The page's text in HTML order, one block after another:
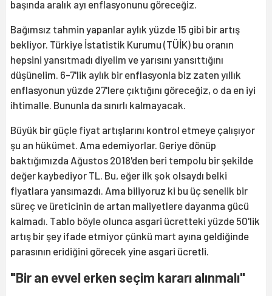
başında aralık ayı enflasyonunu göreceğiz.
Bağımsız tahmin yapanlar aylık yüzde 15 gibi bir artış
bekliyor. Türkiye İstatistik Kurumu (TÜİK) bu oranın
hepsini yansıtmadı diyelim ve yarısını yansıttığını
düşünelim. 6-7'lik aylık bir enflasyonla biz zaten yıllık
enflasyonun yüzde 27'lere çıktığını göreceğiz, o da en iyi
ihtimalle. Bununla da sınırlı kalmayacak.
Büyük bir güçle fiyat artışlarını kontrol etmeye çalışıyor
şu an hükümet. Ama edemiyorlar. Geriye dönüp
baktığımızda Ağustos 2018'den beri tempolu bir şekilde
değer kaybediyor TL. Bu, eğer ilk şok olsaydı belki
fiyatlara yansımazdı. Ama biliyoruz ki bu üç senelik bir
süreç ve üreticinin de artan maliyetlere dayanma gücü
kalmadı. Tablo böyle olunca asgari ücretteki yüzde 50'lik
artış bir şey ifade etmiyor çünkü mart ayına geldiğinde
parasının eridiğini görecek yine asgari ücretli.
"Bir an evvel erken seçim kararı alınmalı"